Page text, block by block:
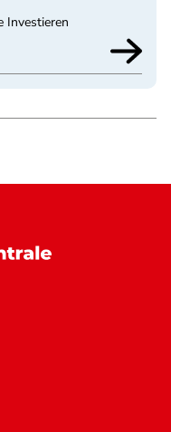
Investieren